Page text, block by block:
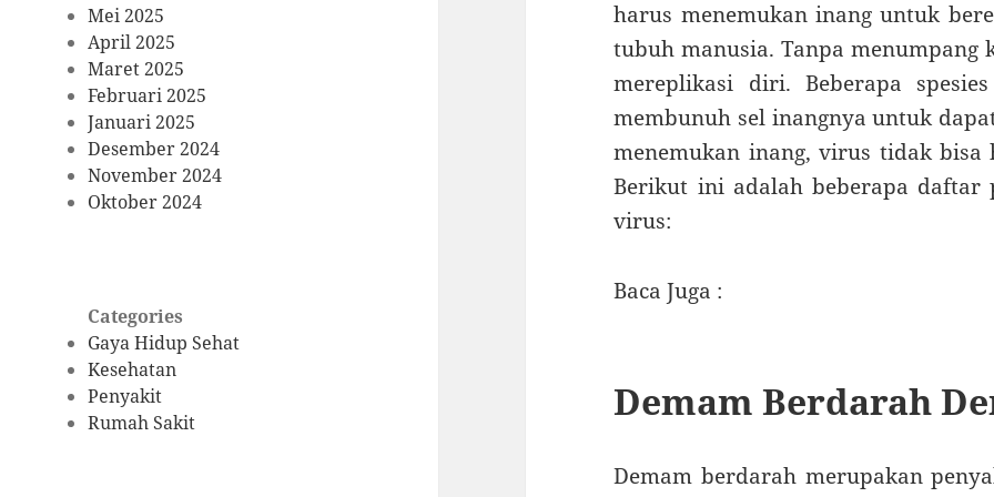
Mei 2025
April 2025
Maret 2025
Februari 2025
Januari 2025
Desember 2024
November 2024
Oktober 2024
Categories
Gaya Hidup Sehat
Kesehatan
Penyakit
Rumah Sakit
harus menemukan inang untuk
tubuh manusia. Tanpa
mereplikasi diri. Beberapa
membunuh sel inangnya untuk
menemukan inang, virus tidak
Berikut ini adalah beberapa daftar
virus:
Baca Juga :
Demam Berdarah
Demam berdarah merupakan